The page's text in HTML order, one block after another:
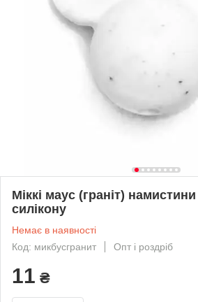
Міккі маус (граніт)
силікону
Немає в наявності
Код: микбусгранит
Опт і роздріб
11 ₴